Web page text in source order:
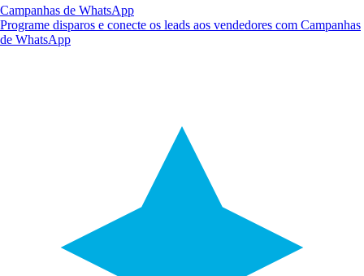
Campanhas de WhatsApp
Programe disparos e conecte os leads aos vendedores com Campanhas
de WhatsApp